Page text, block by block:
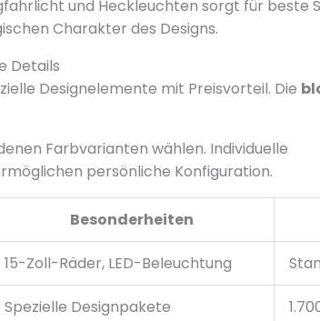
und Heckleuchten sorgt für beste
Charakter des Designs.
Details
Designelemente mit Preisvorteil. Die
Farbvarianten wählen. Individuelle
persönliche Konfiguration.
Besonderheiten
15-Zoll-Räder, LED-Beleuchtung
Spezielle Designpakete